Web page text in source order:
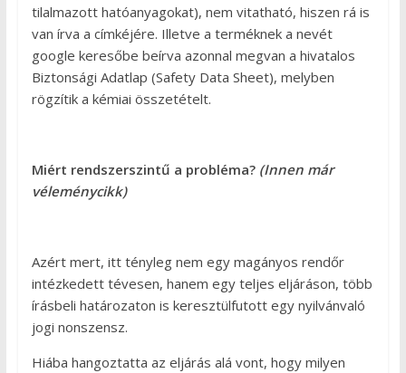
tilalmazott hatóanyagokat), nem vitatható, hiszen rá is
van írva a címkéjére. Illetve a terméknek a nevét
google keresőbe beírva azonnal megvan a hivatalos
Biztonsági Adatlap (Safety Data Sheet), melyben
rögzítik a kémiai összetételt.
Miért rendszerszintű a probléma?(Innen már
véleménycikk)
Azért mert, itt tényleg nem egy magányos rendőr
intézkedett tévesen, hanem egy teljes eljáráson, több
írásbeli határozaton is keresztülfutott egy nyilvánvaló
jogi nonszensz.
Hiába hangoztatta az eljárás alá vont, hogy milyen